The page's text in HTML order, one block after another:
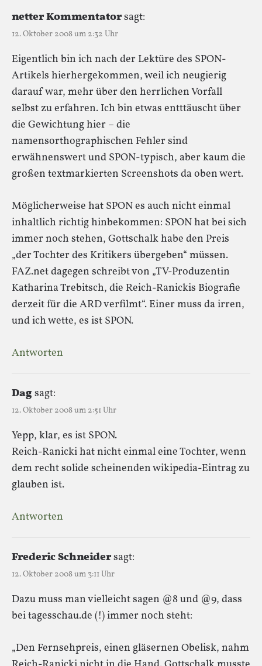
netter Kommentatorsagt:
12. Oktober 2008 um 2:32 Uhr
Eigentlich bin ich nach der Lektüre des SPON-
Artikels hierhergekommen, weil ich neugierig
darauf war, mehr über den herrlichen Vorfall
selbst zu erfahren. Ich bin etwas entttäuscht über
die Gewichtung hier – die
namensorthographischen Fehler sind
erwähnenswert und SPON-typisch, aber kaum die
großen textmarkierten Screenshots da oben wert.
Möglicherweise hat SPON es auch nicht einmal
inhaltlich richtig hinbekommen: SPON hat bei sich
immer noch stehen, Gottschalk habe den Preis
„der Tochter des Kritikers übergeben“ müssen.
FAZ.net dagegen schreibt von „TV-Produzentin
Katharina Trebitsch, die Reich-Ranickis Biografie
derzeit für die ARD verfilmt“. Einer muss da irren,
und ich wette, es ist SPON.
Antworten
Dagsagt:
12. Oktober 2008 um 2:51 Uhr
Yepp, klar, es ist SPON.
Reich-Ranicki hat nicht einmal eine Tochter, wenn
dem recht solide scheinenden wikipedia-Eintrag zu
glauben ist.
Antworten
Frederic Schneidersagt:
12. Oktober 2008 um 3:11 Uhr
Dazu muss man vielleicht sagen @8 und @9, dass
bei tagesschau.de (!) immer noch steht:
„Den Fernsehpreis, einen gläsernen Obelisk, nahm